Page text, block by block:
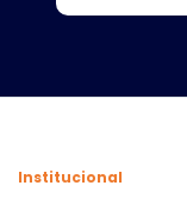
Institucional